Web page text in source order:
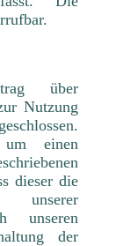
über
Nutzung
einen
dieser die
unserer
unseren
der